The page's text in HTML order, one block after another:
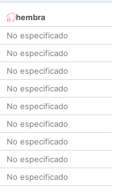
hembra
No especificado
No especificado
No especificado
No especificado
No especificado
No especificado
No especificado
No especificado
No especificado